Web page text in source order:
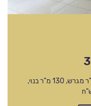
קוטג' 6 חד' (1 מהם יחידת דיור), 170 מ"ר מגרש, 130 מ"ר בנוי,